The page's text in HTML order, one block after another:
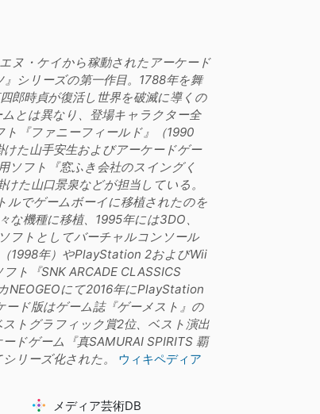
ヌ・ケイから稼動されたアーケード
シリーズの第一作目。1788年を舞
郎時貞が復活し世界を破滅に導くの
とは異なり、登場キャラクター全
『ファニーフィールド』（1990
た山手安生およびアーケードゲー
ソフト『窓ふき会社のスイングく
た山口景泉などが担当している。
ルでゲームボーイに移植されたのを
機種に移植、1995年には3DO、
フトとしてバーチャルコンソール
1998年）やPlayStation 2およびWii
ト『SNK ARCADE CLASSICS
NEOGEOにて2016年にPlayStation
ド版はゲーム誌『ゲーメスト』の
ストグラフィック賞2位、ベスト演出
ドゲーム『真SAMURAI SPIRITS 覇
リーズ化された。 ウィキペディア
メディア芸術DB